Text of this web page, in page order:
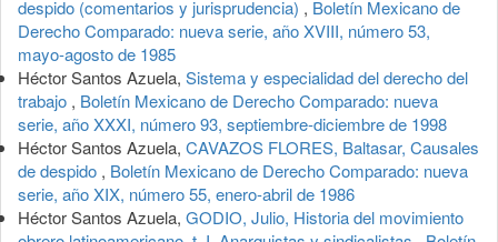
despido (comentarios y jurisprudencia) , Boletín Mexicano de
Derecho Comparado: nueva serie, año XVIII, número 53,
mayo-agosto de 1985
Héctor Santos Azuela, Sistema y especialidad del derecho del
trabajo , Boletín Mexicano de Derecho Comparado: nueva
serie, año XXXI, número 93, septiembre-diciembre de 1998
Héctor Santos Azuela, CAVAZOS FLORES, Baltasar, Causales
de despido , Boletín Mexicano de Derecho Comparado: nueva
serie, año XIX, número 55, enero-abril de 1986
Héctor Santos Azuela, GODIO, Julio, Historia del movimiento